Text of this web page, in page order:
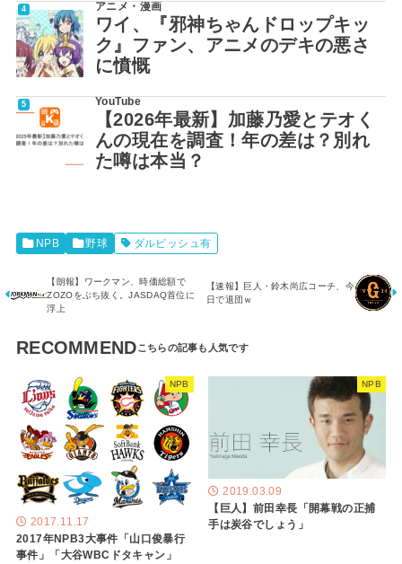
アニメ・漫画
ワイ、『邪神ちゃんドロップキッ
ク』ファン、アニメのデキの悪さ
に憤慨
YouTube
【2026年最新】加藤乃愛とテオく
んの現在を調査！年の差は？別れ
た噂は本当？
NPB 野球 ダルビッシュ有
【朗報】ワークマン、時価総額で
ZOZOをぶち抜く。JASDAQ首位に
浮上
【速報】巨人・鈴木尚広コーチ、今
日で退団ｗ
RECOMMEND
NPB
2017.11.17
2017年NPB3大事件「山口俊暴行
事件」「大谷WBCドタキャン」
NPB
2019.03.09
【巨人】前田幸長「開幕戦の正捕
手は炭谷でしょう」